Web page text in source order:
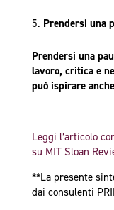
Prendersi una
Prendersi una
lavoro, critica e
può ispirare
Leggi l’articolo
su MIT Sloan
**La presente
dai consulenti